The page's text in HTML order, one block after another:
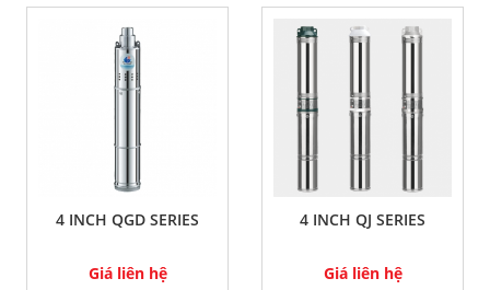
4 INCH QGD SERIES
Giá liên hệ
4 INCH QJ SERIES
Giá liên hệ